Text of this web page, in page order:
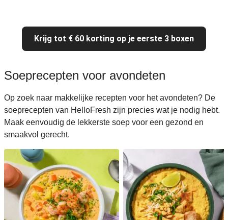
Krijg tot € 60 korting op je eerste 3 boxen
Soeprecepten voor avondeten
Op zoek naar makkelijke recepten voor het avondeten? De
soeprecepten van HelloFresh zijn precies wat je nodig hebt.
Maak eenvoudig de lekkerste soep voor een gezond en
smaakvol gerecht.